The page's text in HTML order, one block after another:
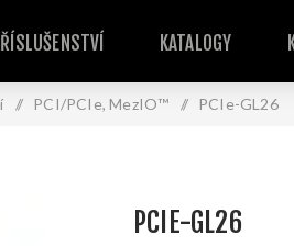
KATALOGY
/ PCI/PCIe, MezIO™ / PCIe-GL26
PCIE-GL26